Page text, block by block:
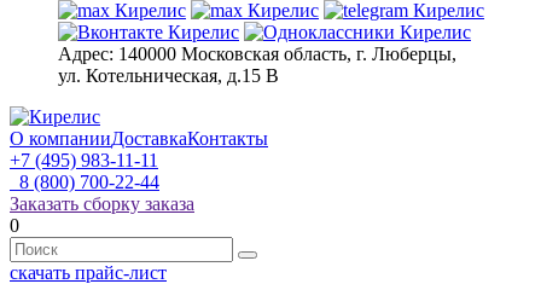
Адрес: 140000 Московская область, г. Люберцы,
ул. Котельническая, д.15 В
О компанииДоставкаКонтакты
+7 (495) 983-11-11
8 (800) 700-22-44
Заказать сборку заказа
0
скачать прайс-лист